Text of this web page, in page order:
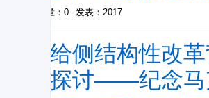
被引量：0 发表：2017
供给侧结构性改
论探讨——纪念